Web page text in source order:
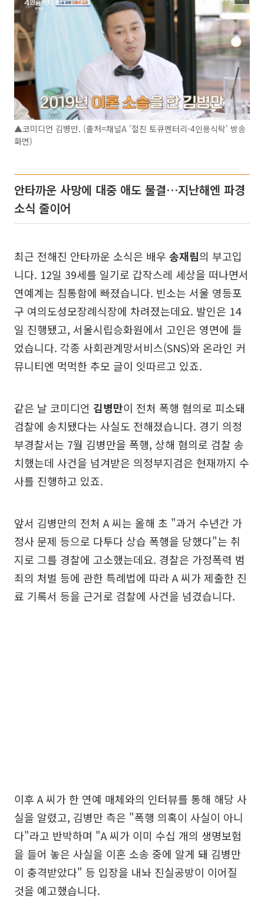
▲코미디언 김병만. (출처=채널A '절친 토큐멘터리-4인용식탁' 방송
화면)
안타까운 사망에 대중 애도 물결…지난해엔 파경
소식 줄이어
최근 전해진 안타까운 소식은 배우 송재림의 부고입
니다. 12일 39세를 일기로 갑작스레 세상을 떠나면서
연예계는 침통함에 빠졌습니다. 빈소는 서울 영등포
구 여의도성모장례식장에 차려졌는데요. 발인은 14
일 진행됐고, 서울시립승화원에서 고인은 영면에 들
었습니다. 각종 사회관계망서비스(SNS)와 온라인 커
뮤니티엔 먹먹한 추모 글이 잇따르고 있죠.
같은 날 코미디언 김병만이 전처 폭행 혐의로 피소돼
검찰에 송치됐다는 사실도 전해졌습니다. 경기 의정
부경찰서는 7월 김병만을 폭행, 상해 혐의로 검찰 송
치했는데 사건을 넘겨받은 의정부지검은 현재까지 수
사를 진행하고 있죠.
앞서 김병만의 전처 A 씨는 올해 초 "과거 수년간 가
정사 문제 등으로 다투다 상습 폭행을 당했다"는 취
지로 그를 경찰에 고소했는데요. 경찰은 가정폭력 범
죄의 처벌 등에 관한 특례법에 따라 A 씨가 제출한 진
료 기록서 등을 근거로 검찰에 사건을 넘겼습니다.
이후 A 씨가 한 연예 매체와의 인터뷰를 통해 해당 사
실을 알렸고, 김병만 측은 "폭행 의혹이 사실이 아니
다"라고 반박하며 "A 씨가 이미 수십 개의 생명보험
을 들어 놓은 사실을 이혼 소송 중에 알게 돼 김병만
이 충격받았다" 등 입장을 내놔 진실공방이 이어질
것을 예고했습니다.